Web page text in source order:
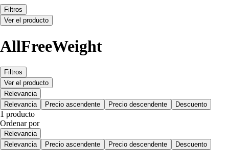
Filtros
Ver el producto
AllFreeWeight
Filtros
Ver el producto
Relevancia
Relevancia
Precio ascendente Precio descendente Descuento
1 producto
Ordenar por
Relevancia
Relevancia
Precio ascendente Precio descendente Descuento